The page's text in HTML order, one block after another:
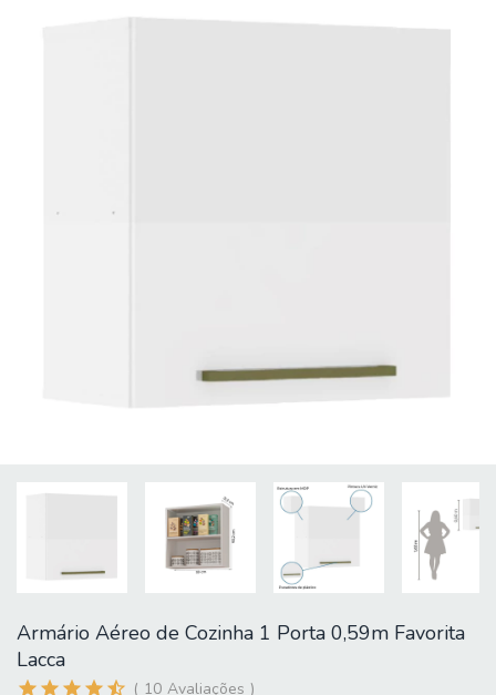
Armário Aéreo de Cozinha 1 Porta 0,59m Favorita
Lacca
10 Avaliações